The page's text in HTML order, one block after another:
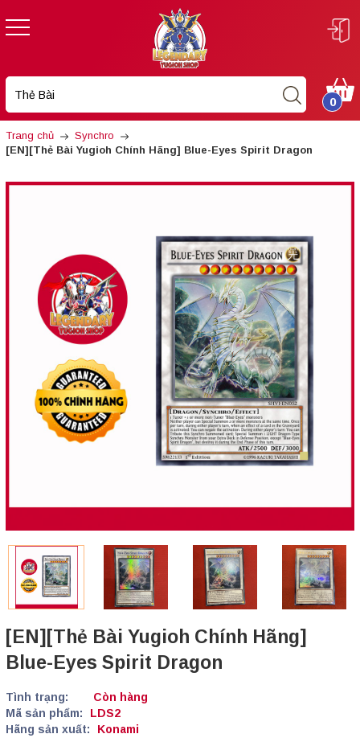
0
Trang chủ
Synchro
[EN][Thẻ Bài Yugioh Chính Hãng] Blue-Eyes Spirit Dragon
[EN][Thẻ Bài Yugioh Chính Hãng]
Blue-Eyes Spirit Dragon
Tình trạng:
Còn hàng
Mã sản phẩm:
LDS2
Hãng sản xuất:
Konami